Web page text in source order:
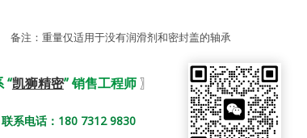
备注：重量仅适用于没有润滑剂和密封盖的轴承
“凯狮精密” 销售工程师〗
话：180 7312 9830